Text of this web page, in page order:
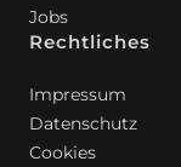
Jobs
Rechtliches
Impressum
Datenschutz
Cookies